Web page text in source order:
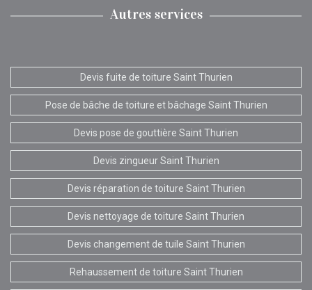
Autres services
Devis fuite de toiture Saint Thurien
Pose de bâche de toiture et bâchage Saint Thurien
Devis pose de gouttière Saint Thurien
Devis zingueur Saint Thurien
Devis réparation de toiture Saint Thurien
Devis nettoyage de toiture Saint Thurien
Devis changement de tuile Saint Thurien
Rehaussement de toiture Saint Thurien